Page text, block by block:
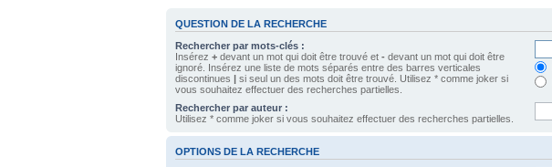
QUESTION DE LA RECHERCHE
Rechercher par mots-clés :
Insérez + devant un mot qui doit être trouvé et - devant un mot qui doit être
ignoré. Insérez une liste de mots séparés entre des barres verticales
discontinues | si seul un des mots doit être trouvé. Utilisez * comme joker si
vous souhaitez effectuer des recherches partielles.
Rechercher par auteur :
Utilisez * comme joker si vous souhaitez effectuer des recherches partielles.
OPTIONS DE LA RECHERCHE